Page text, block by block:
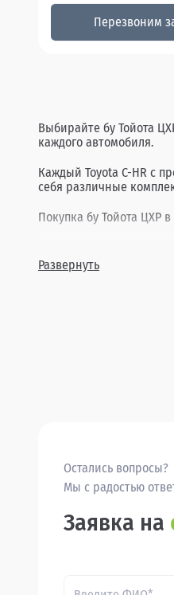
Перезвоним
Выбирайте бу Тойота
каждого автомобиля.
Каждый Toyota C-HR с
себя различные
Покупка бу Тойота ЦХР
Развернуть
Остались вопросы?
Мы с радостью
Заявка на